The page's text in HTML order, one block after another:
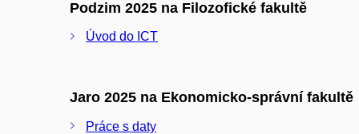
Podzim 2025 na Filozofické fakultě
Úvod do ICT
Jaro 2025 na Ekonomicko-správní fakultě
Práce s daty